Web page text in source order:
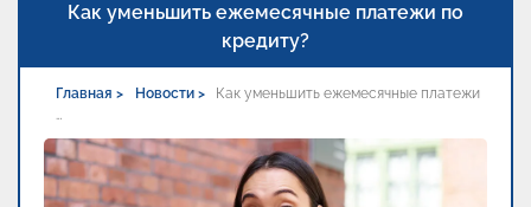
Как уменьшить ежемесячные платежи по
кредиту?
Главная > Новости >
Как уменьшить ежемесячные платежи
…